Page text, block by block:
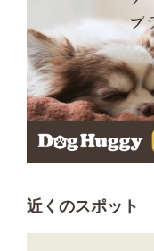
近くのスポット